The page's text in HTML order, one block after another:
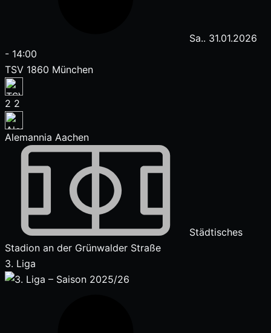
Sa.. 31.01.2026
- 14:00
TSV 1860 München
2 2
Alemannia Aachen
Städtisches
Stadion an der Grünwalder Straße
3. Liga